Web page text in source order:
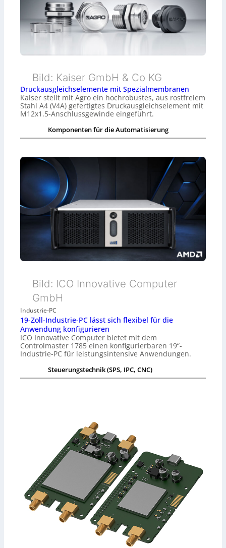
Bild: Kaiser GmbH & Co KG
Druckausgleichselemente mit Spezialmembranen
Kaiser stellt mit Agro ein hochrobustes, aus rostfreiem
Stahl A4 (V4A) gefertigtes Druckausgleichselement mit
M12x1.5-Anschlussgewinde eingeführt.
Komponenten für die Automatisierung
Bild: ICO Innovative Computer
GmbH
Industrie-PC
19-Zoll-Industrie-PC lässt sich flexibel für die
Anwendung konfigurieren
ICO Innovative Computer bietet mit dem
Controlmaster 1785 einen konfigurierbaren 19“-
Industrie-PC für leistungsintensive Anwendungen.
Steuerungstechnik (SPS, IPC, CNC)